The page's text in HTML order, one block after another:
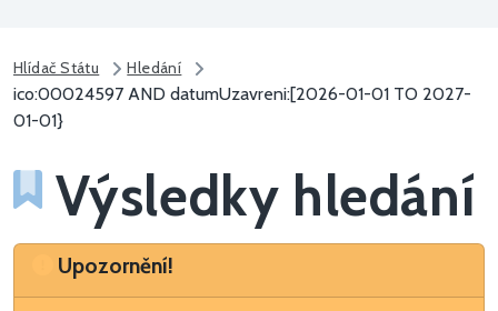
Hlídač Státu Hledání
ico:00024597 AND datumUzavreni:[2026-01-01 TO 2027-
01-01}
Výsledky hledání
Upozornění
Upozornění!